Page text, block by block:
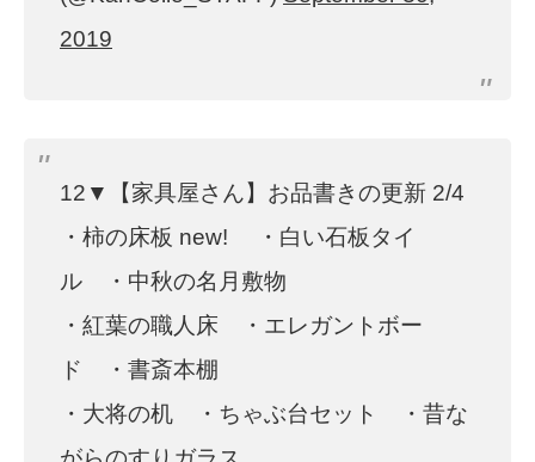
2019
12▼【家具屋さん】お品書きの更新 2/4
・柿の床板 new! ・白い石板タイ
ル ・中秋の名月敷物
・紅葉の職人床 ・エレガントボー
ド ・書斎本棚
・大将の机 ・ちゃぶ台セット ・昔な